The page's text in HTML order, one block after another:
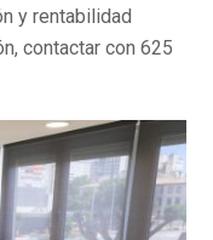
y rentabilidad
contactar con 625